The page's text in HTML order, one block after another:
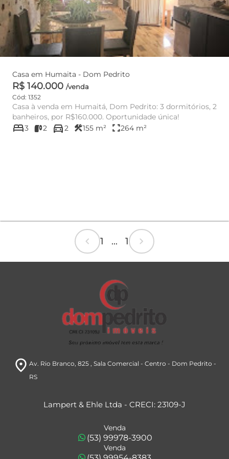
Casa em Humaita - Dom Pedrito
R$ 140.000 /venda
Cód: 1352
Casa à venda em Humaitá, Dom Pedrito: 3 dormitórios, 2
banheiros, por R$160.000. Oportunidade única!
bed3 2 directions_car2 construction155 m² fullscreen264 m²
chevron_left 1 ... 1 chevron_right
room Av. Rio Branco, 825 , Sala Comercial - Centro - Dom Pedrito -
RS
Lampert & Ehle Ltda - CRECI: 23109-J
Venda
(53) 99978-3900
Venda